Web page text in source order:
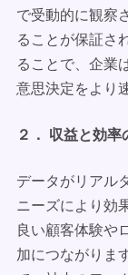
で受動的に観察
ることが保証さ
ることで、企業
意思決定をより
２． 収益と効率
データがリアル
ニーズにより効
良い顧客体験や
加につながりま